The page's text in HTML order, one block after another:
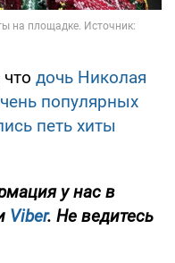
дочь Николая
популярных
петь хиты
у нас в
Viber. Не ведитесь